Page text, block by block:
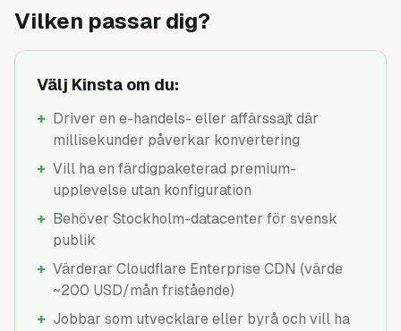
Vilken passar dig?
Välj Kinsta om du:
+ Driver en e-handels- eller affärssajt där
millisekunder påverkar konvertering
+ Vill ha en färdigpaketerad premium-
upplevelse utan konfiguration
+ Behöver Stockholm-datacenter för svensk
publik
+ Värderar Cloudflare Enterprise CDN (värde
~200 USD/mån fristående)
+ Jobbar som utvecklare eller byrå och vill ha